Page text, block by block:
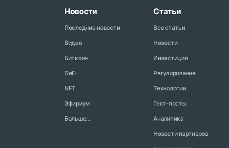
Новости
Последние новости
Видео
Биткоин
DeFi
NFT
Эфириум
Больше...
Статьи
Все статьи
Новости
Инвестиции
Регулирование
Технологии
Гест-посты
Аналитика
Новости партнеров